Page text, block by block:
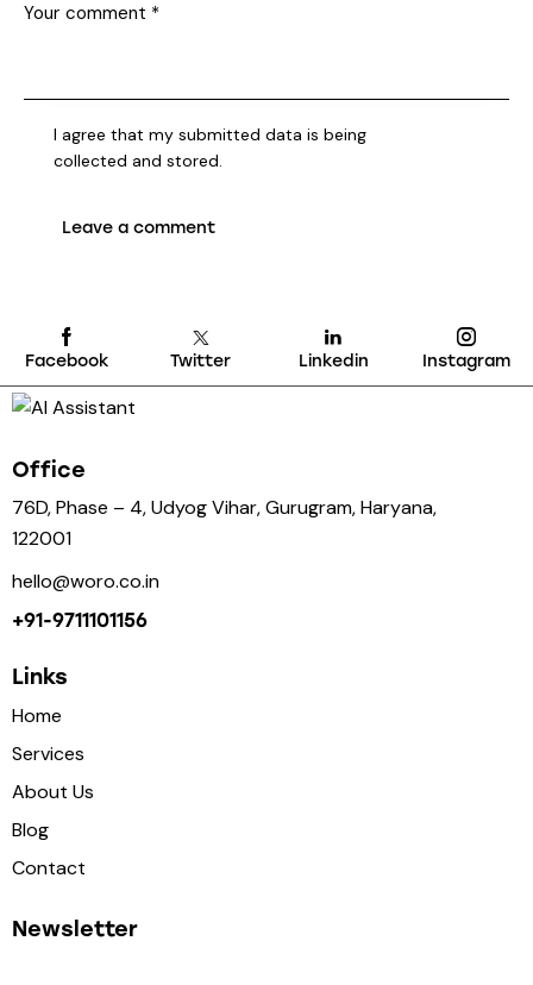
I agree that my submitted data is being
collected and stored.
Facebook Twitter Linkedin Instagram
Office
76D, Phase – 4, Udyog Vihar, Gurugram, Haryana,
122001
hello@woro.co.in
+91-9711101156
Links
Home
Services
About Us
Blog
Contact
Newsletter